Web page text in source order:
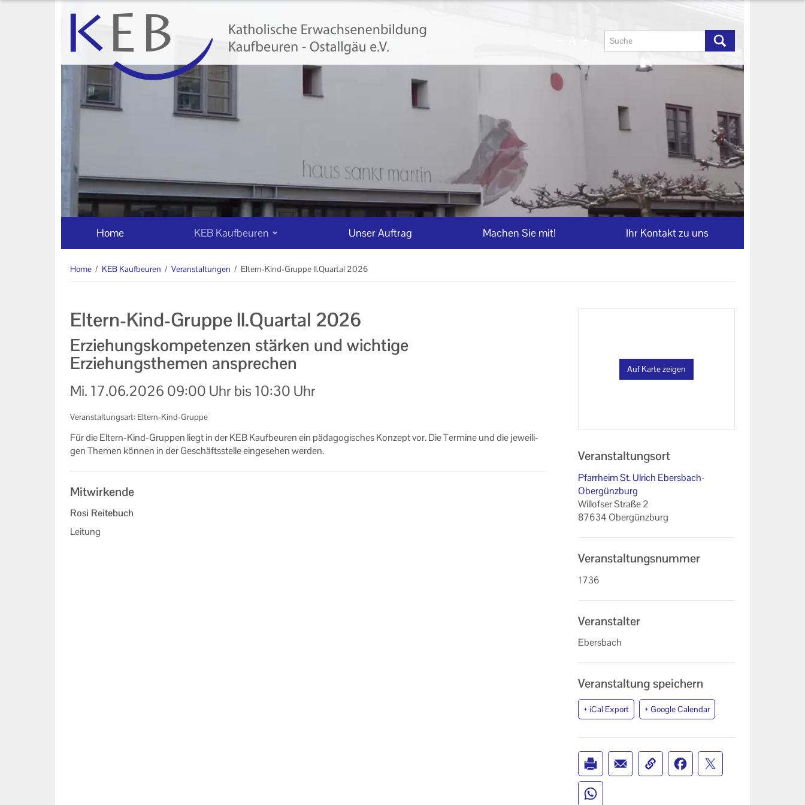
Home KEB Kaufbeuren Unser Auftrag Machen Sie mit! Ihr Kontakt zu uns
Home / KEB Kaufbeuren / Veranstaltungen / Eltern-Kind-Gruppe II.Quartal 2026
Eltern-Kind-Gruppe II.Quartal 2026
Erziehungskompetenzen stärken und wichtige
Erziehungsthemen ansprechen
Mi. 17.06.2026 09:00 Uhr bis 10:30 Uhr
Veranstaltungsart: Eltern-Kind-Gruppe
Für die Eltern-​Kind-Gruppen liegt in der KEB Kauf­beu­ren ein päd­ago­gi­sches Kon­zept vor. Die Ter­mi­ne und die je­wei­li­
gen The­men kön­nen in der Ge­schäfts­stel­le ein­ge­se­hen wer­den.
Mitwirkende
Rosi Reitebuch
Leitung
Auf Karte zeigen
Veranstaltungsort
Pfarrheim St. Ulrich Ebersbach-
Obergünzburg
Willofser Straße 2
87634 Obergünzburg
Veranstaltungsnummer
1736
Veranstalter
Ebersbach
Veranstaltung speichern
+ iCal Export + Google Calendar
Veranstaltungen
Eltern-Kind-Gruppen
Ihr Kontakt zu uns